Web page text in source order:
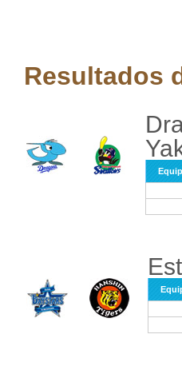
Resultados